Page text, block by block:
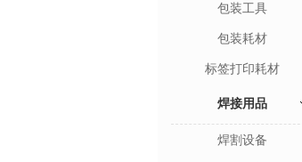
包装工具
包装耗材
标签打印耗材
焊接用品
焊割设备